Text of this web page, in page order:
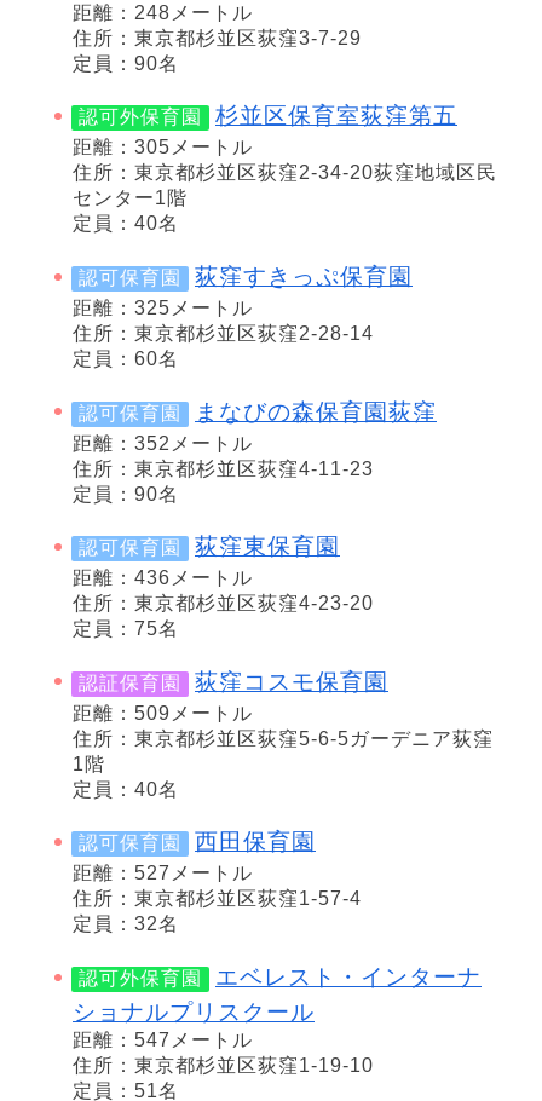
距離：248メートル
住所：東京都杉並区荻窪3-7-29
定員：90名
認可外保育園 杉並区保育室荻窪第五
距離：305メートル
住所：東京都杉並区荻窪2-34-20荻窪地域区民
センター1階
定員：40名
認可保育園 荻窪すきっぷ保育園
距離：325メートル
住所：東京都杉並区荻窪2-28-14
定員：60名
認可保育園 まなびの森保育園荻窪
距離：352メートル
住所：東京都杉並区荻窪4-11-23
定員：90名
認可保育園 荻窪東保育園
距離：436メートル
住所：東京都杉並区荻窪4-23-20
定員：75名
認証保育園 荻窪コスモ保育園
距離：509メートル
住所：東京都杉並区荻窪5-6-5ガーデニア荻窪
1階
定員：40名
認可保育園 西田保育園
距離：527メートル
住所：東京都杉並区荻窪1-57-4
定員：32名
認可外保育園
エベレスト・インターナ
ショナルプリスクール
距離：547メートル
住所：東京都杉並区荻窪1-19-10
定員：51名